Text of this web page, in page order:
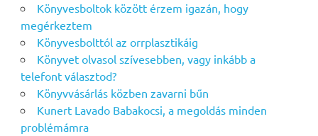
Könyvesboltok között érzem igazán, hogy
megérkeztem
Könyvesbolttól az orrplasztikáig
Könyvet olvasol szívesebben, vagy inkább a
telefont választod?
Könyvvásárlás közben zavarni bűn
Kunert Lavado Babakocsi, a megoldás minden
problémámra